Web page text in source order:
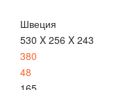
Швеция
530 X 256 X 243
380
48